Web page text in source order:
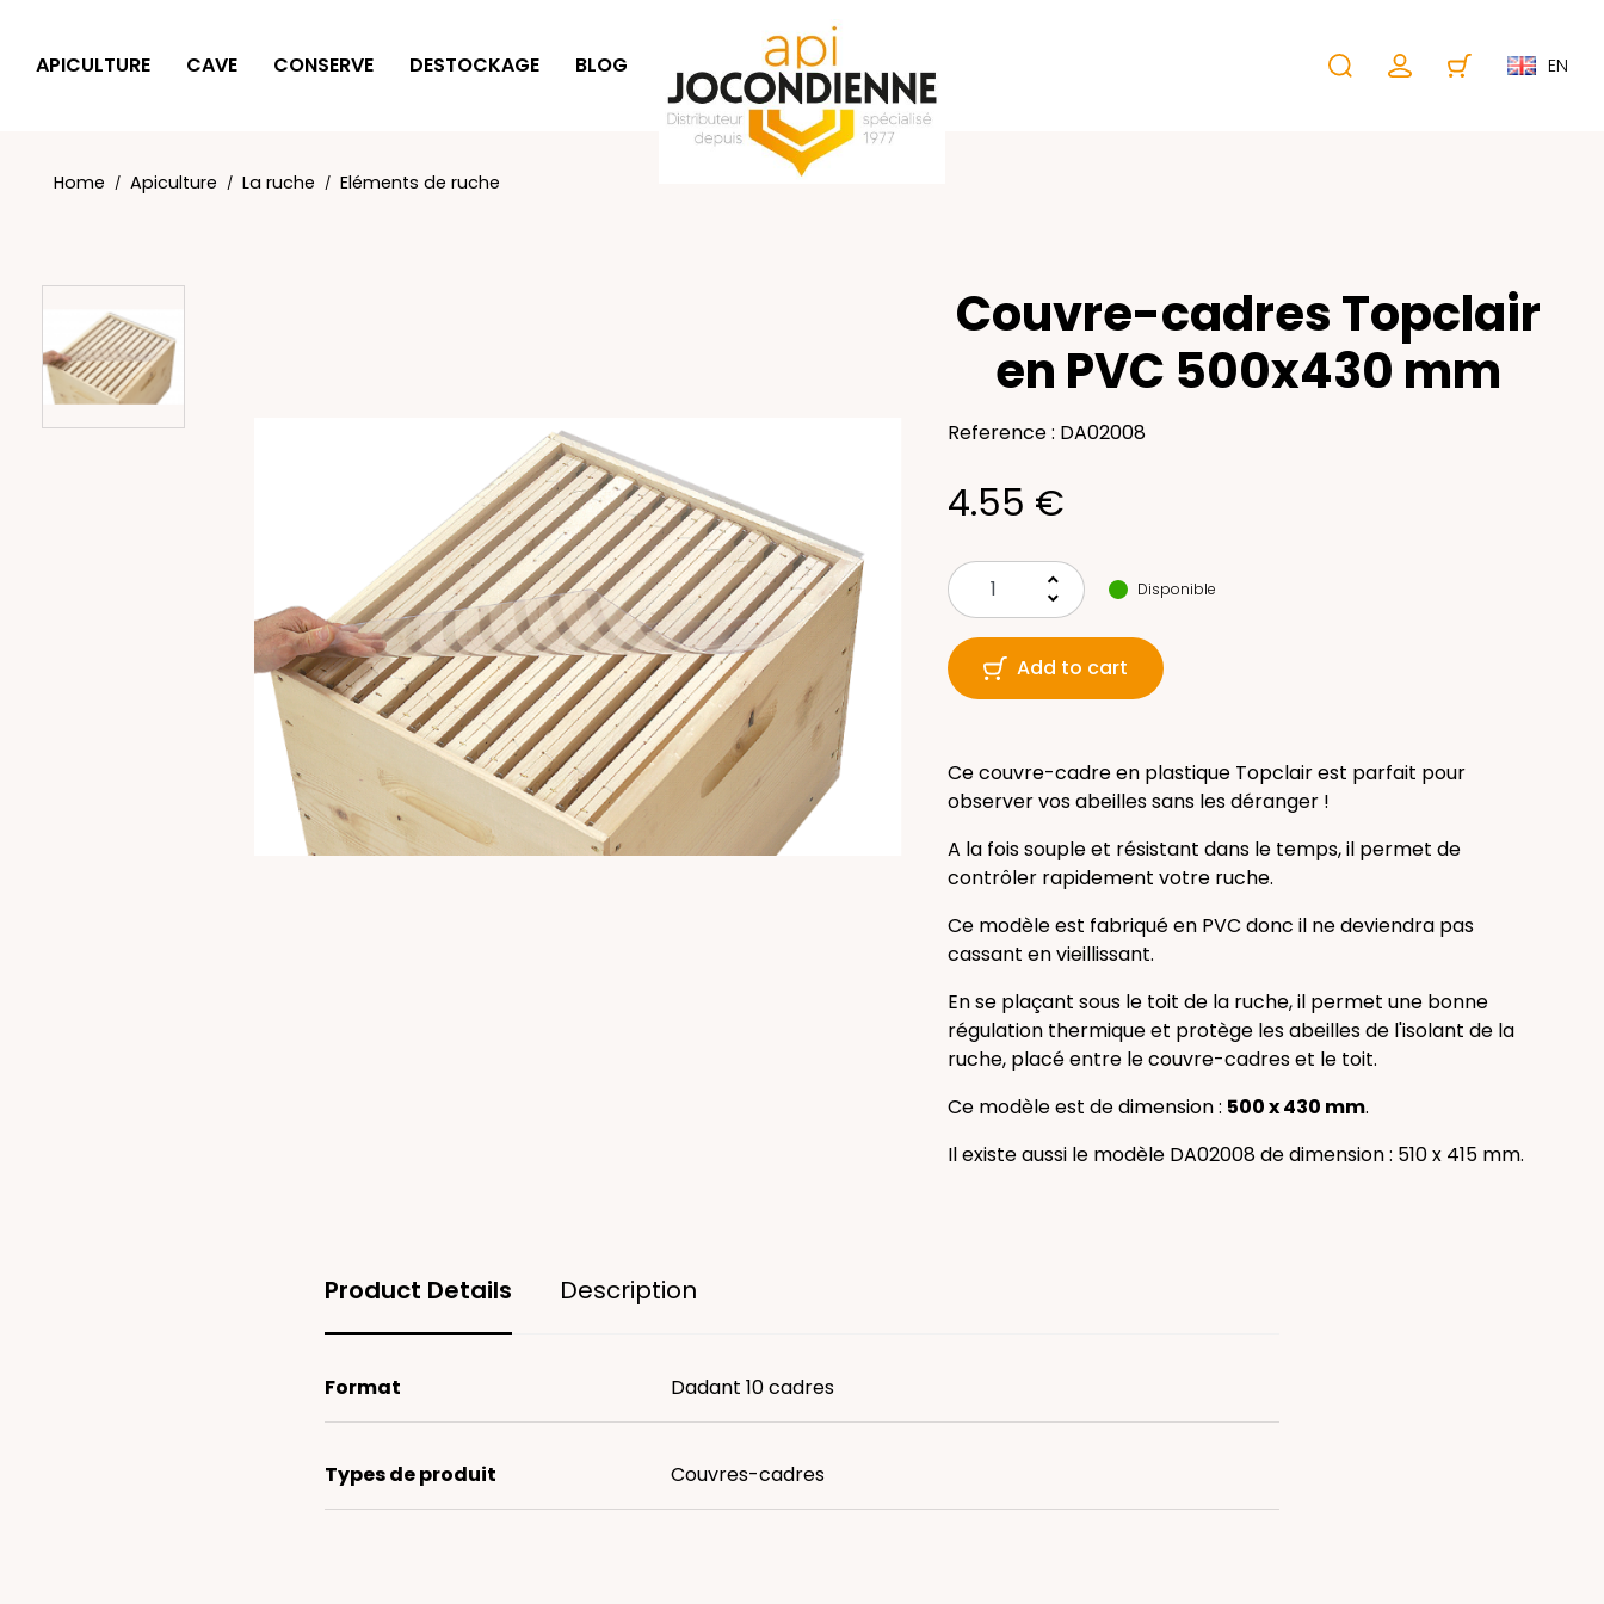
APICULTURE CAVE CONSERVE DESTOCKAGE BLOG IDÉES CADEAUX EN
Home Apiculture La ruche Eléments de ruche
Couvre-cadres Topclair
en PVC 500x430 mm
Reference : DA02008
4.55 €
keyboard_arrow_up
keyboard_arrow_down
Disponible
Add to cart
Ce couvre-cadre en plastique Topclair est parfait pour
observer vos abeilles sans les déranger !
A la fois souple et résistant dans le temps, il permet de
contrôler rapidement votre ruche.
Ce modèle est fabriqué en PVC donc il ne deviendra pas
cassant en vieillissant.
En se plaçant sous le toit de la ruche, il permet une bonne
régulation thermique et protège les abeilles de l'isolant de la
ruche, placé entre le couvre-cadres et le toit.
Ce modèle est de dimension : 500 x 430 mm.
Il existe aussi le modèle DA02008 de dimension : 510 x 415 mm.
Product Details Description
Format Dadant 10 cadres
Types de produit Couvres-cadres